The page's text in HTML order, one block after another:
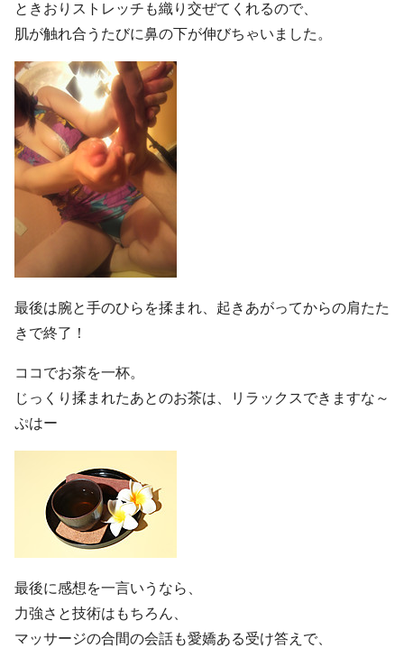
ときおりストレッチも織り交ぜてくれるので、
肌が触れ合うたびに鼻の下が伸びちゃいました。
最後は腕と手のひらを揉まれ、起きあがってからの肩たた
きで終了！
ココでお茶を一杯。
じっくり揉まれたあとのお茶は、リラックスできますな～
ぷはー
最後に感想を一言いうなら、
力強さと技術はもちろん、
マッサージの合間の会話も愛嬌ある受け答えで、